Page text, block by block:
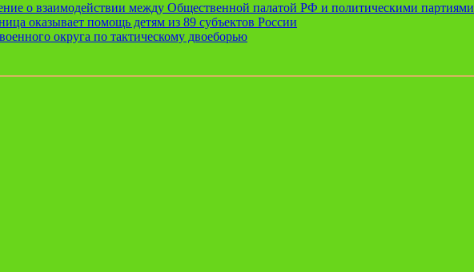
о взаимодействии между Общественной палатой РФ и политическими партиями
оказывает помощь детям из 89 субъектов России
округа по тактическому двоеборью